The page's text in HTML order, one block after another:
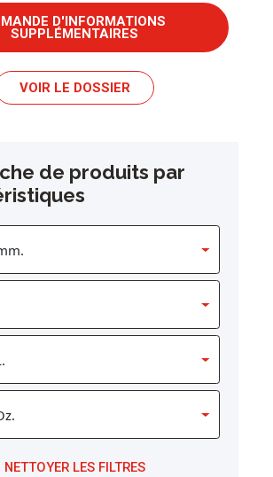
D'INFORMATIONS
SUPPLÉMENTAIRES
VOIR LE DOSSIER
de produits par
NETTOYER LES FILTRES